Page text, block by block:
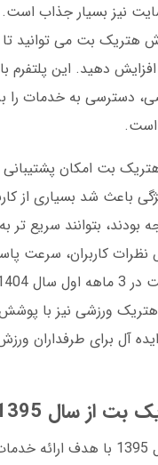
نیز بسیار جذاب است.
افزایش دهید. این پلتفرم با
دسترسی به خدمات را
است.
باعث شد بسیاری از
بودند، بتوانند سریع
نظرات کاربران، سرعت
آل برای طرفداران
سال 1395 تاکنون
هتریک بت در سال 1395 با هدف